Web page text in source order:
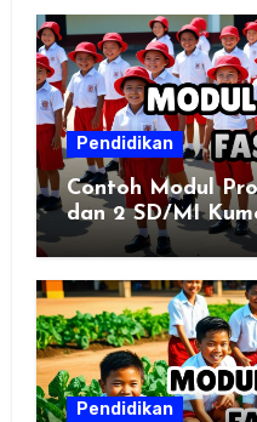
Pendidikan
Contoh Modul
dan 2 SD/MI
Pendidikan